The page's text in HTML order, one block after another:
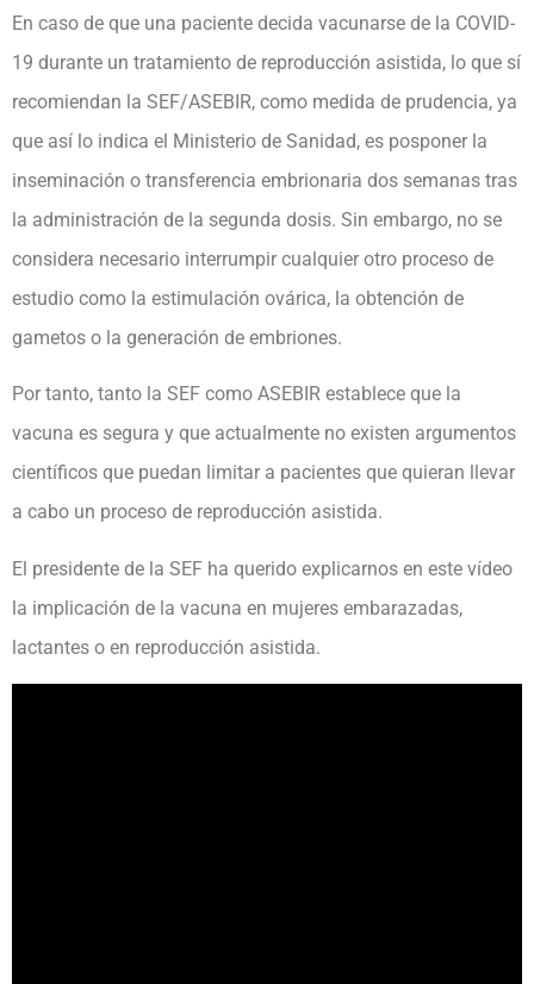
En caso de que una paciente decida vacunarse de la COVID-
19 durante un tratamiento de reproducción asistida, lo que sí
recomiendan la SEF/ASEBIR, como medida de prudencia, ya
que así lo indica el Ministerio de Sanidad, es posponer la
inseminación o transferencia embrionaria dos semanas tras
la administración de la segunda dosis. Sin embargo, no se
considera necesario interrumpir cualquier otro proceso de
estudio como la estimulación ovárica, la obtención de
gametos o la generación de embriones.
Por tanto, tanto la SEF como ASEBIR establece que la
vacuna es segura y que actualmente no existen argumentos
científicos que puedan limitar a pacientes que quieran llevar
a cabo un proceso de reproducción asistida.
El presidente de la SEF ha querido explicarnos en este vídeo
la implicación de la vacuna en mujeres embarazadas,
lactantes o en reproducción asistida.